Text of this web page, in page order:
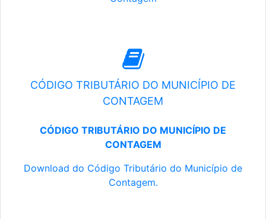
CÓDIGO TRIBUTÁRIO DO MUNICÍPIO DE
CONTAGEM
CÓDIGO TRIBUTÁRIO DO MUNICÍPIO DE
CONTAGEM
Download do Código Tributário do Município de
Contagem.